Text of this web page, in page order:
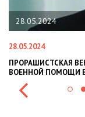
28.05.2024
28.05.2024
ПРОРАШИСТСКАЯ
ВОЕННОЙ ПОМОЩИ